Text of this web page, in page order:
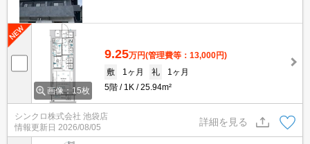
画像：15枚
9.25万円(管理費等：13,000円)
敷
1ヶ月 礼
1ヶ月
5階
1K 25.94m²
シンクロ株式会社 池袋店
情報更新日 2026/08/05
詳細を見る